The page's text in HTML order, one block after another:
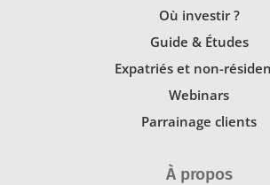
Où investir ?
Guide & Études
Expatriés et non-
Webinars
Parrainage clients
À propos